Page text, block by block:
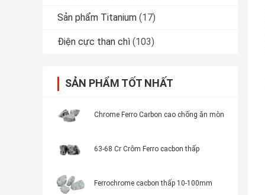
Sản phẩm Titanium (17)
Điện cực than chì (103)
SẢN PHẨM TỐT NHẤT
Chrome Ferro Carbon cao chống ăn mòn
63-68 Cr Crôm Ferro cacbon thấp
Ferrochrome cacbon thấp 10-100mm